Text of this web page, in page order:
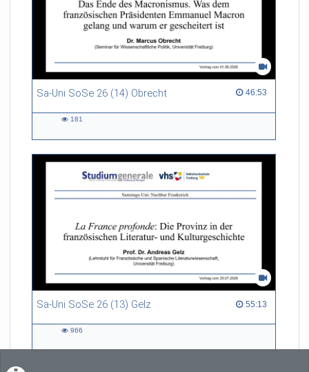
Sa-Uni SoSe 26 (14) Obrecht 46:53
46:53 duration
181
Sa-Uni SoSe 26 (13) Gelz 55:13
55:13 duration
966